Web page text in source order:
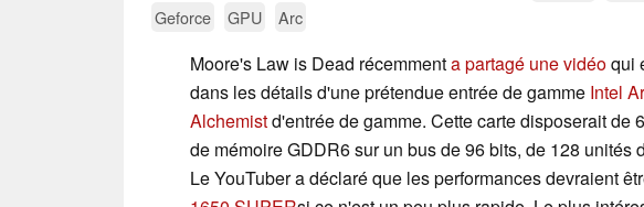
Geforce
GPU Arc
Moore's Law is Dead récemmenta partagé une vidéoqui
dans les détails d'une prétendue entrée de gamme Intel
Alchemistd'entrée de gamme. Cette carte disposerait de
de mémoire GDDR6 sur un bus de 96 bits, de 128 unités
Le YouTuber a déclaré que les performances devraient